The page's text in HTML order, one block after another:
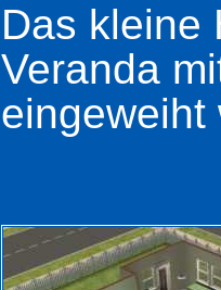
Das kleine
Veranda
eingeweiht